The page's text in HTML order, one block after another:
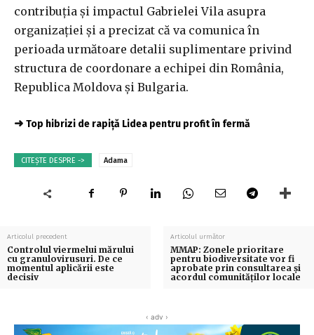
contribuția și impactul Gabrielei Vila asupra
organizației și a precizat că va comunica în
perioada următoare detalii suplimentare privind
structura de coordonare a echipei din România,
Republica Moldova și Bulgaria.
➜ Top hibrizi de rapiță Lidea pentru profit în fermă
CITEȘTE DESPRE -> Adama
Articolul precedent
Controlul viermelui mărului
cu granulovirusuri. De ce
momentul aplicării este
decisiv
Articolul următor
MMAP: Zonele prioritare
pentru biodiversitate vor fi
aprobate prin consultarea şi
acordul comunităţilor locale
‹ adv ›